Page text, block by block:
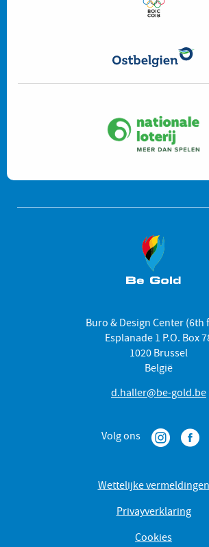
Buro & Design Center (6th
Esplanade 1 P.O. Box
1020 Brussel
België
d.haller@be-gold.be
Volg ons
Wettelijke vermeldingen
Privayverklaring
Cookies